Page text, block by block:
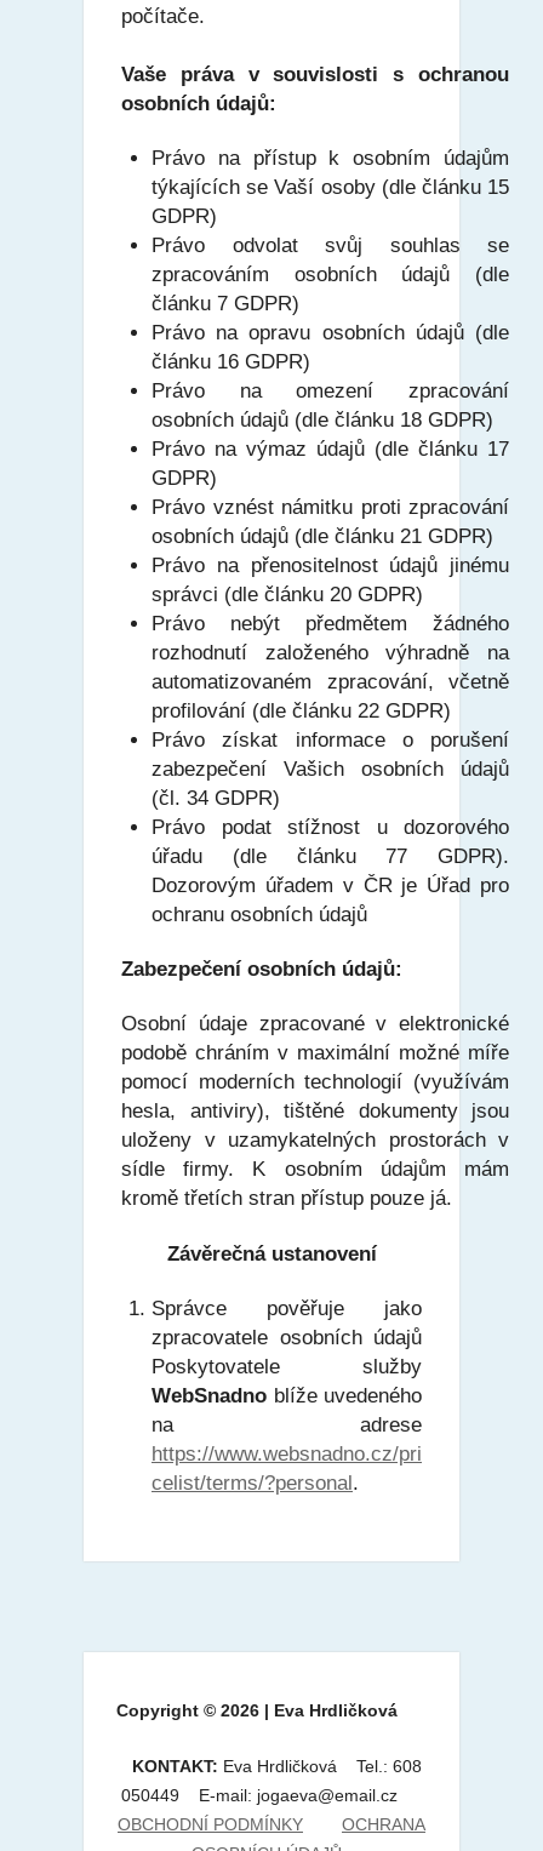
počítače.
Vaše práva v souvislosti s ochranou
osobních údajů:
Právo na přístup k osobním údajům
týkajících se Vaší osoby (dle článku 15
GDPR)
Právo odvolat svůj souhlas se
zpracováním osobních údajů (dle
článku 7 GDPR)
Právo na opravu osobních údajů (dle
článku 16 GDPR)
Právo na omezení zpracování
osobních údajů (dle článku 18 GDPR)
Právo na výmaz údajů (dle článku 17
GDPR)
Právo vznést námitku proti zpracování
osobních údajů (dle článku 21 GDPR)
Právo na přenositelnost údajů jinému
správci (dle článku 20 GDPR)
Právo nebýt předmětem žádného
rozhodnutí založeného výhradně na
automatizovaném zpracování, včetně
profilování (dle článku 22 GDPR)
Právo získat informace o porušení
zabezpečení Vašich osobních údajů
(čl. 34 GDPR)
Právo podat stížnost u dozorového
úřadu (dle článku 77 GDPR).
Dozorovým úřadem v ČR je Úřad pro
ochranu osobních údajů
Zabezpečení osobních údajů:
Osobní údaje zpracované v elektronické
podobě chráním v maximální možné míře
pomocí moderních technologií (využívám
hesla, antiviry), tištěné dokumenty jsou
uloženy v uzamykatelných prostorách v
sídle firmy. K osobním údajům mám
kromě třetích stran přístup pouze já.
Závěrečná ustanovení
Správce pověřuje jako
zpracovatele osobních údajů
Poskytovatele služby
WebSnadno blíže uvedeného
na adrese
https://www.websnadno.cz/pri
celist/terms/?personal.
Copyright © 2026 | Eva Hrdličková
KONTAKT: Eva Hrdličková Tel.: 608
050449 E-mail: jogaeva@email.cz
OBCHODNÍ PODMÍNKY
OCHRANA